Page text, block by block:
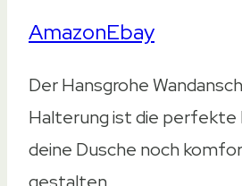
Größe
13x11x8,5cm
14,5x5x12cm
AmazonEbay
Der Hansgrohe
Halterung ist die perfekte
deine Dusche noch